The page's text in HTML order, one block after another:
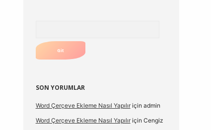
SON YORUMLAR
Word Çerçeve Ekleme Nasıl Yapılıriçin admin
Word Çerçeve Ekleme Nasıl Yapılıriçin Cengiz